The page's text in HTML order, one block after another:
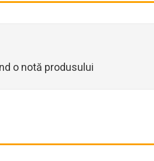
o notă produsului